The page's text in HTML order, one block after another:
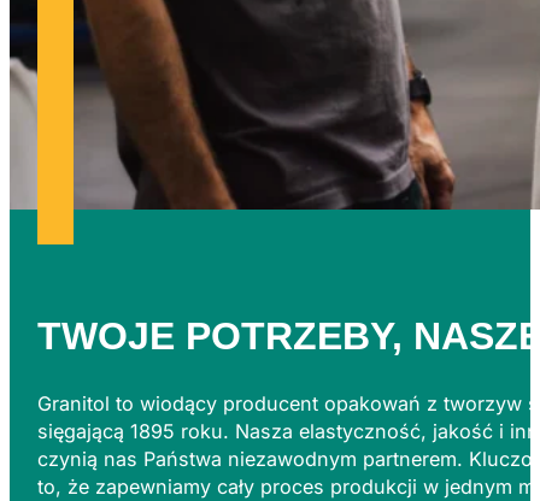
TWOJE POTRZEBY,
Granitol to wiodący producent opakowań z tworzyw
sięgającą 1895 roku. Nasza elastyczność, jakość i
czynią nas Państwa niezawodnym partnerem.
to, że zapewniamy cały proces produkcji w jednym